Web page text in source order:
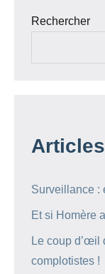
Rechercher
Surveillance :
Et si Homère
Le coup d’œil
complotistes !